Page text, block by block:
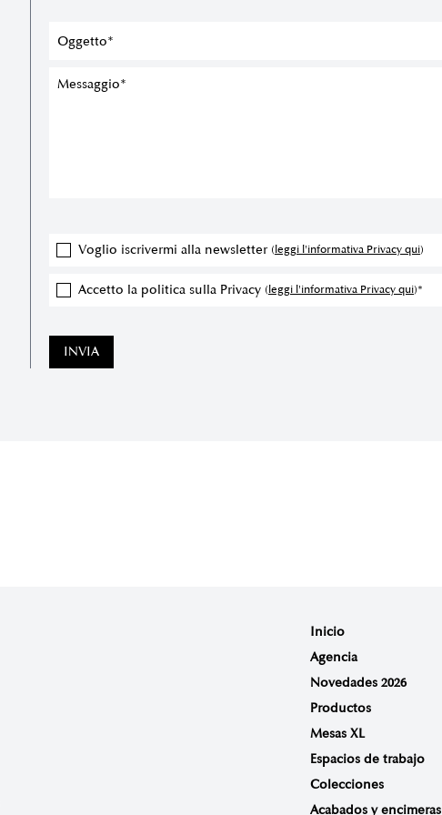
Voglio iscrivermi alla newsletter (leggi l'informativa Privacy qui)
Accetto la politica sulla Privacy (leggi l'informativa Privacy qui)*
INVIA
Inicio
Agencia
Novedades 2026
Productos
Mesas XL
Espacios de trabajo
Colecciones
Acabados y encimeras